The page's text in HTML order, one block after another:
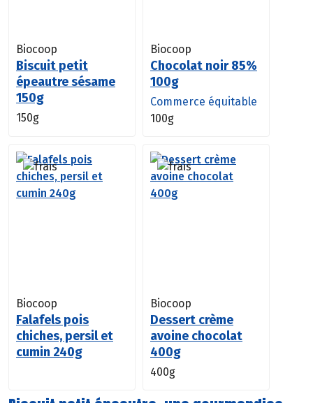
Biocoop
Biscuit petit
épeautre sésame
150g
150g
Biocoop
Chocolat noir 85%
100g
Commerce équitable
100g
Biocoop
Falafels pois
chiches, persil et
cumin 240g
Biocoop
Dessert crème
avoine chocolat
400g
400g